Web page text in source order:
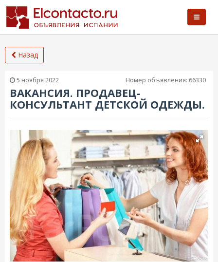
Назад
5 ноября 2022 Номер объявления: 66330
ВАКАНСИЯ. ПРОДАВЕЦ-
КОНСУЛЬТАНТ ДЕТСКОЙ ОДЕЖДЫ.